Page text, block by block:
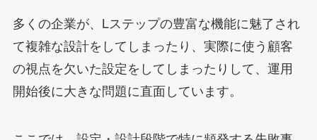
多くの企業が、Lステップの豊富な機能に魅了され
て複雑な設計をしてしまったり、実際に使う顧客
の視点を欠いた設定をしてしまったりして、運用
開始後に大きな問題に直面しています。